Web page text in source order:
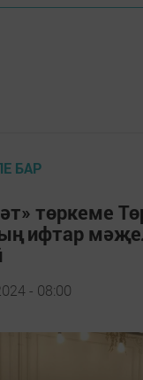
БАР
төркеме
ифтар
- 08:00